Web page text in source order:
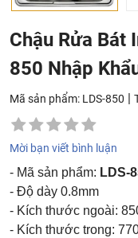
Chậu Rửa Bát
850 Nhập
Mã sản phẩm: LDS-850 |
Mời bạn viết bình luận
- Mã sản phẩm: LDS-
- Độ dày 0.8mm
- Kích thước ngoài:
- Kích thước trong: